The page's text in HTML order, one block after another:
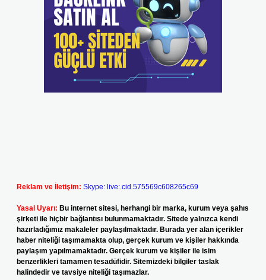
Reklam ve İletişim: Skype: live:.cid.575569c608265c69
Yasal Uyarı: Bu internet sitesi, herhangi bir marka, kurum veya şahıs
şirketi ile hiçbir bağlantısı bulunmamaktadır. Sitede yalnızca kendi
hazırladığımız makaleler paylaşılmaktadır. Burada yer alan içerikler
haber niteliği taşımamakta olup, gerçek kurum ve kişiler hakkında
paylaşım yapılmamaktadır. Gerçek kurum ve kişiler ile isim
benzerlikleri tamamen tesadüfidir. Sitemizdeki bilgiler taslak
halindedir ve tavsiye niteliği taşımazlar.